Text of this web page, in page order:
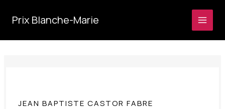
Prix Blanche-Marie
JEAN BAPTISTE CASTOR FABRE